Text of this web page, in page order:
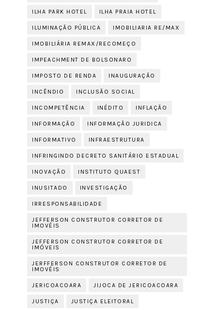
ILHA PARK HOTEL ILHA PRAIA HOTEL
ILUMINAÇÃO PÚBLICA IMOBILIARIA RE/MAX
IMOBILIÁRIA REMAX/RECOMEÇO
IMPEACHMENT DE BOLSONARO
IMPOSTO DE RENDA INAUGURAÇÃO
INCÊNDIO INCLUSÃO SOCIAL
INCOMPETÊNCIA INÉDITO INFLAÇÃO
INFORMAÇÃO INFORMAÇÃO JURIDICA
INFORMATIVO INFRAESTRUTURA
INFRINGINDO DECRETO SANITÁRIO ESTADUAL
INOVAÇÃO INSTITUTO QUAEST
INUSITADO INVESTIGAÇÃO
IRRESPONSABILIDADE
JEFFERSON CONSTRUTOR CORRETOR DE
IMOVÉIS
JEFFERSON CONSTRUTOR CORRETOR DE
IMÓVEIS
JERFFERSON CONSTRUTOR CORRETOR DE
IMOVÉIS
JERICOACOARA JIJOCA DE JERICOACOARA
JUSTIÇA JUSTIÇA ELEITORAL